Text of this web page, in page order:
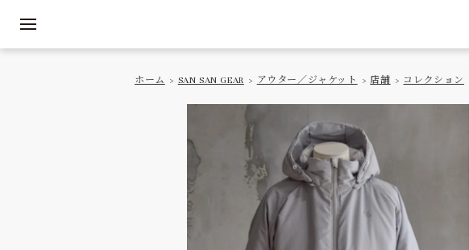
ホーム > SAN SAN GEAR > アウター／ジャケット > 店舗 > コレクション